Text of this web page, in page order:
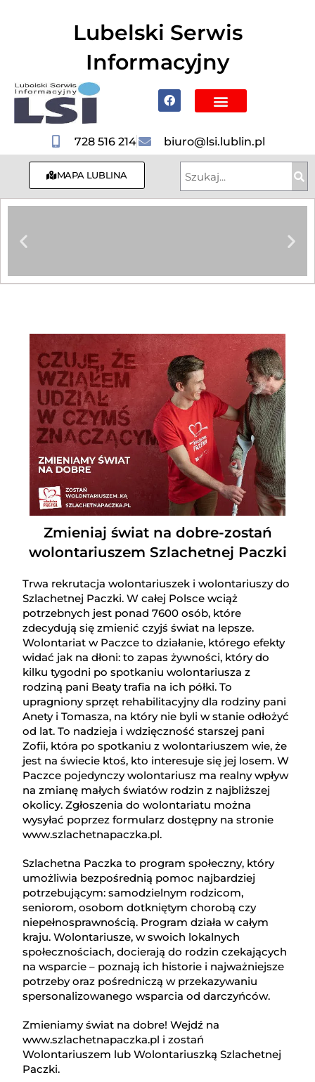
Lubelski Serwis
Informacyjny
728 516 214 biuro@lsi.lublin.pl
MAPA LUBLINA
Zmieniaj świat na dobre-zostań
wolontariuszem Szlachetnej Paczki
Trwa rekrutacja wolontariuszek i wolontariuszy do
Szlachetnej Paczki. W całej Polsce wciąż
potrzebnych jest ponad 7600 osób, które
zdecydują się zmienić czyjś świat na lepsze.
Wolontariat w Paczce to działanie, którego efekty
widać jak na dłoni: to zapas żywności, który do
kilku tygodni po spotkaniu wolontariusza z
rodziną pani Beaty trafia na ich półki. To
upragniony sprzęt rehabilitacyjny dla rodziny pani
Anety i Tomasza, na który nie byli w stanie odłożyć
od lat. To nadzieja i wdzięczność starszej pani
Zofii, która po spotkaniu z wolontariuszem wie, że
jest na świecie ktoś, kto interesuje się jej losem. W
Paczce pojedynczy wolontariusz ma realny wpływ
na zmianę małych światów rodzin z najbliższej
okolicy. Zgłoszenia do wolontariatu można
wysyłać poprzez formularz dostępny na stronie
www.szlachetnapaczka.pl.
Szlachetna Paczka to program społeczny, który
umożliwia bezpośrednią pomoc najbardziej
potrzebującym: samodzielnym rodzicom,
seniorom, osobom dotkniętym chorobą czy
niepełnosprawnością. Program działa w całym
kraju. Wolontariusze, w swoich lokalnych
społecznościach, docierają do rodzin czekających
na wsparcie – poznają ich historie i najważniejsze
potrzeby oraz pośredniczą w przekazywaniu
spersonalizowanego wsparcia od darczyńców.
Zmieniamy świat na dobre! Wejdź na
www.szlachetnapaczka.pl i zostań
Wolontariuszem lub Wolontariuszką Szlachetnej
Paczki.